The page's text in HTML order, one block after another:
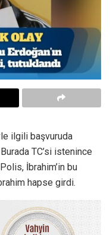
ilgili başvuruda
TC’si istenince
İbrahim’in bu
hapse girdi.